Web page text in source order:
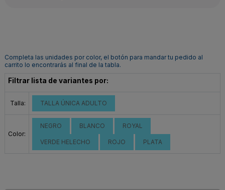
Completa las unidades por color, el botón para mandar tu pedido al
carrito lo encontrarás al final de la tabla.
Filtrar lista de variantes por:
Talla: TALLA ÚNICA ADULTO
Color:
NEGRO BLANCO ROYAL
VERDE HELECHO ROJO PLATA